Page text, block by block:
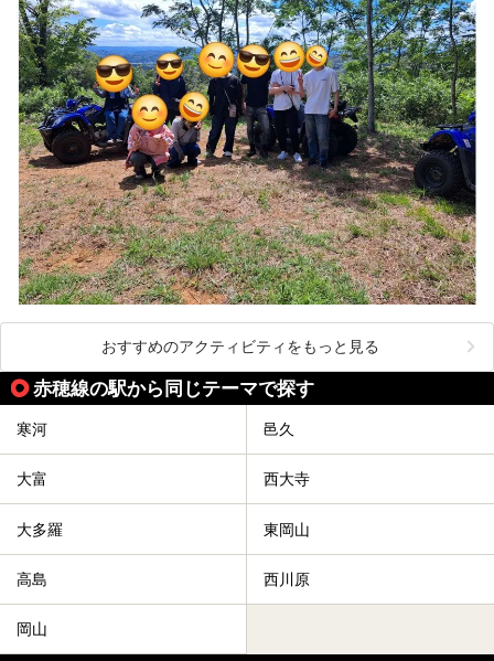
おすすめのアクティビティをもっと見る
赤穂線の駅から同じテーマで探す
寒河 邑久
大富 西大寺
大多羅 東岡山
高島 西川原
岡山